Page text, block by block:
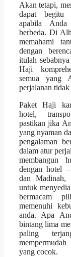
Akan tetapi,
dapat begitu
apabila
berbeda. Di
memahami
dengan
itulah
Haji
semua yang
perjalanan
Paket Haji
hotel,
pastikan jika
yang nyaman
pengalaman
dalam atur
membangun
dengan hotel
dan Madinah,
untuk
bermacam
memenuhi
anda. Apa
bintang lima
paling
yang cocok.